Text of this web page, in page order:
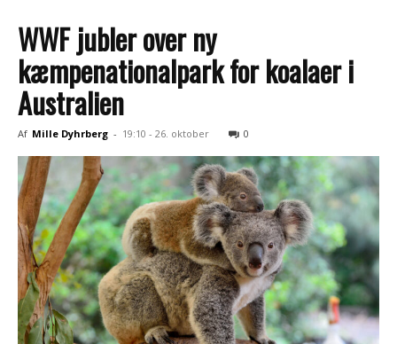
WWF jubler over ny
kæmpenationalpark for koalaer i
Australien
Af Mille Dyhrberg - 19:10 - 26. oktober 0